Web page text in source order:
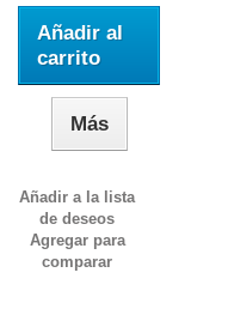
Añadir al
carrito
Más
Añadir a la lista
de deseos
Agregar para
comparar